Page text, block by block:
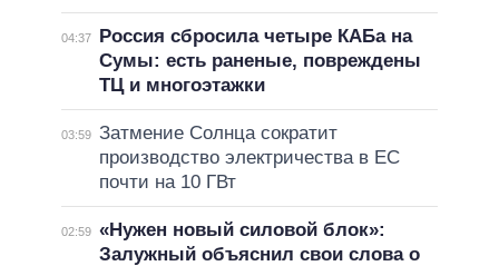
04:37
Россия сбросила четыре КАБа на
Сумы: есть раненые, повреждены
ТЦ и многоэтажки
03:59 Затмение Солнца сократит
производство электричества в ЕС
почти на 10 ГВт
02:59 «Нужен новый силовой блок»:
Залужный объяснил свои слова о